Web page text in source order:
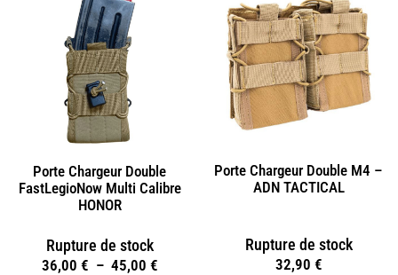
Porte Chargeur Double
FastLegioNow Multi Calibre
HONOR
Rupture de stock
36,00 € – 45,00 €
Porte Chargeur Double M4 –
ADN TACTICAL
Rupture de stock
32,90 €